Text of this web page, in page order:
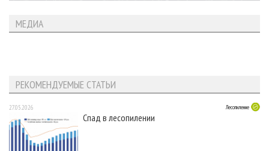
МЕДИА
РЕКОМЕНДУЕМЫЕ СТАТЬИ
27.05.2026 Лесопиление
Спад в лесопилении